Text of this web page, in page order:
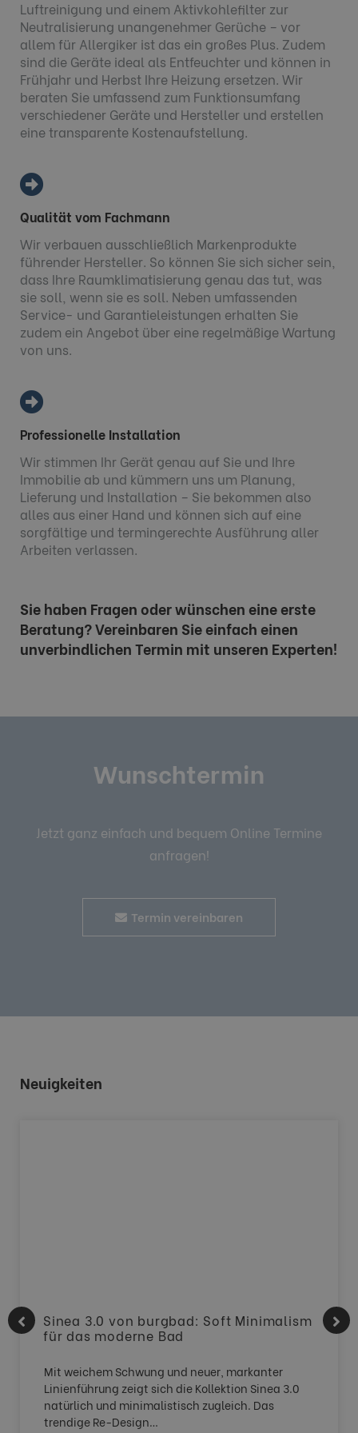
Luftreinigung und einem Aktivkohlefilter zur
Neutralisierung unangenehmer Gerüche – vor
allem für Allergiker ist das ein großes Plus. Zudem
sind die Geräte ideal als Entfeuchter und können in
Frühjahr und Herbst Ihre Heizung ersetzen. Wir
beraten Sie umfassend zum Funktionsumfang
verschiedener Geräte und Hersteller und erstellen
eine transparente Kostenaufstellung.
Qualität vom Fachmann
Wir verbauen ausschließlich Markenprodukte
führender Hersteller. So können Sie sich sicher sein,
dass Ihre Raumklimatisierung genau das tut, was
sie soll, wenn sie es soll. Neben umfassenden
Service- und Garantieleistungen erhalten Sie
zudem ein Angebot über eine regelmäßige Wartung
von uns.
Professionelle Installation
Wir stimmen Ihr Gerät genau auf Sie und Ihre
Immobilie ab und kümmern uns um Planung,
Lieferung und Installation – Sie bekommen also
alles aus einer Hand und können sich auf eine
sorgfältige und termingerechte Ausführung aller
Arbeiten verlassen.
Sie haben Fragen oder wünschen eine erste
Beratung? Vereinbaren Sie einfach einen
unverbindlichen Termin mit unseren Experten!
Wunschtermin
Jetzt ganz einfach und bequem Online Termine
anfragen!
Termin vereinbaren
Neuigkeiten
Sinea 3.0 von burgbad: Soft Minimalism
für das moderne Bad
Mit weichem Schwung und neuer, markanter
Linienführung zeigt sich die Kollektion Sinea 3.0
natürlich und minimalistisch zugleich. Das
trendige Re-Design…